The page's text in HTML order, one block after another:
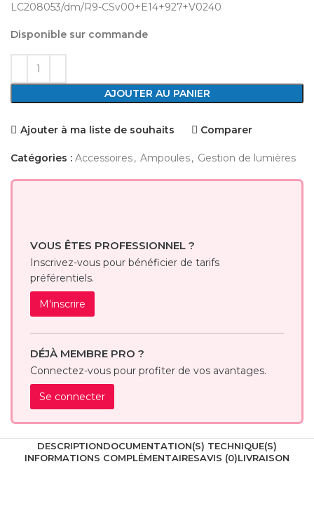
LC208053/dm/R9-CSv00+E14+927+V0240
Disponible sur commande
AJOUTER AU PANIER
Ajouter à ma liste de souhaits Comparer
Catégories : Accessoires, Ampoules, Gestion de lumières
VOUS ÊTES PROFESSIONNEL ?
Inscrivez-vous pour bénéficier de tarifs
préférentiels.
M'inscrire
DÉJÀ MEMBRE PRO ?
Connectez-vous pour profiter de vos avantages.
Se connecter
DESCRIPTIONDOCUMENTATION(S) TECHNIQUE(S)
INFORMATIONS COMPLÉMENTAIRESAVIS (0)LIVRAISON